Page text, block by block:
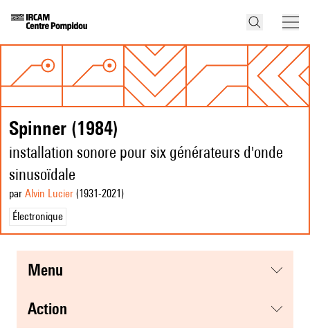
Spinner (1984)
installation sonore pour six générateurs d'onde
sinusoïdale
par Alvin Lucier (1931-2021 )
Électronique
menu
action